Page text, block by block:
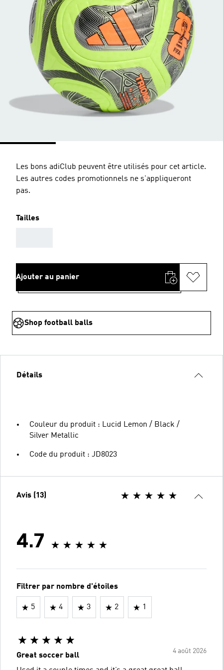
Les bons adiClub peuvent être utilisés pour cet article.
Les autres codes promotionnels ne s'appliqueront
pas.
Tailles
Ajouter au panier
Shop football balls
Détails
Couleur du produit : Lucid Lemon / Black /
Silver Metallic
Code du produit : JD8023
Avis (13)
4.7
Filtrer par nombre d'étoiles
5 4 3 2 1
4 août 2026
Great soccer ball